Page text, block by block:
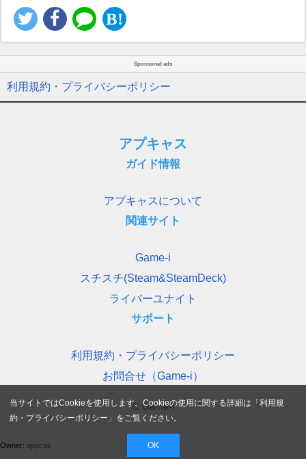
Sponsored ads
利用規約・プライバシーポリシー
アプキャス
ガイド情報
アプキャスについて
関連サイト
Game-i
スチスチ(Steam&SteamDeck)
ライバーユナイト
サポート
利用規約・プライバシーポリシー
お問合せ（Game-i）
© Game-i
Owner: appcas
当サイトではCookieを使用します。Cookieの使用に関する詳細は「利用規
約・プライバシーポリシー 」をご覧ください。
OK